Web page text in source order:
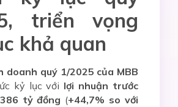
triển vọng
khả quan
doanh quý 1/2025 của MBB
kỷ lục với lợi nhuận trước
tỷ đồng (+44,7% so với